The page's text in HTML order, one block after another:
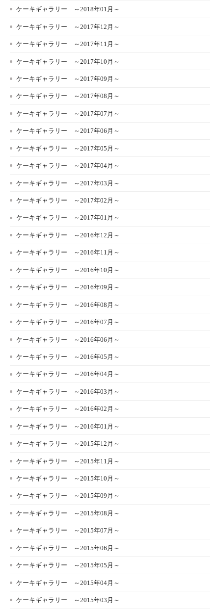
ケーキギャラリー ～2018年01月～
ケーキギャラリー ～2017年12月～
ケーキギャラリー ～2017年11月～
ケーキギャラリー ～2017年10月～
ケーキギャラリー ～2017年09月～
ケーキギャラリー ～2017年08月～
ケーキギャラリー ～2017年07月～
ケーキギャラリー ～2017年06月～
ケーキギャラリー ～2017年05月～
ケーキギャラリー ～2017年04月～
ケーキギャラリー ～2017年03月～
ケーキギャラリー ～2017年02月～
ケーキギャラリー ～2017年01月～
ケーキギャラリー ～2016年12月～
ケーキギャラリー ～2016年11月～
ケーキギャラリー ～2016年10月～
ケーキギャラリー ～2016年09月～
ケーキギャラリー ～2016年08月～
ケーキギャラリー ～2016年07月～
ケーキギャラリー ～2016年06月～
ケーキギャラリー ～2016年05月～
ケーキギャラリー ～2016年04月～
ケーキギャラリー ～2016年03月～
ケーキギャラリー ～2016年02月～
ケーキギャラリー ～2016年01月～
ケーキギャラリー ～2015年12月～
ケーキギャラリー ～2015年11月～
ケーキギャラリー ～2015年10月～
ケーキギャラリー ～2015年09月～
ケーキギャラリー ～2015年08月～
ケーキギャラリー ～2015年07月～
ケーキギャラリー ～2015年06月～
ケーキギャラリー ～2015年05月～
ケーキギャラリー ～2015年04月～
ケーキギャラリー ～2015年03月～